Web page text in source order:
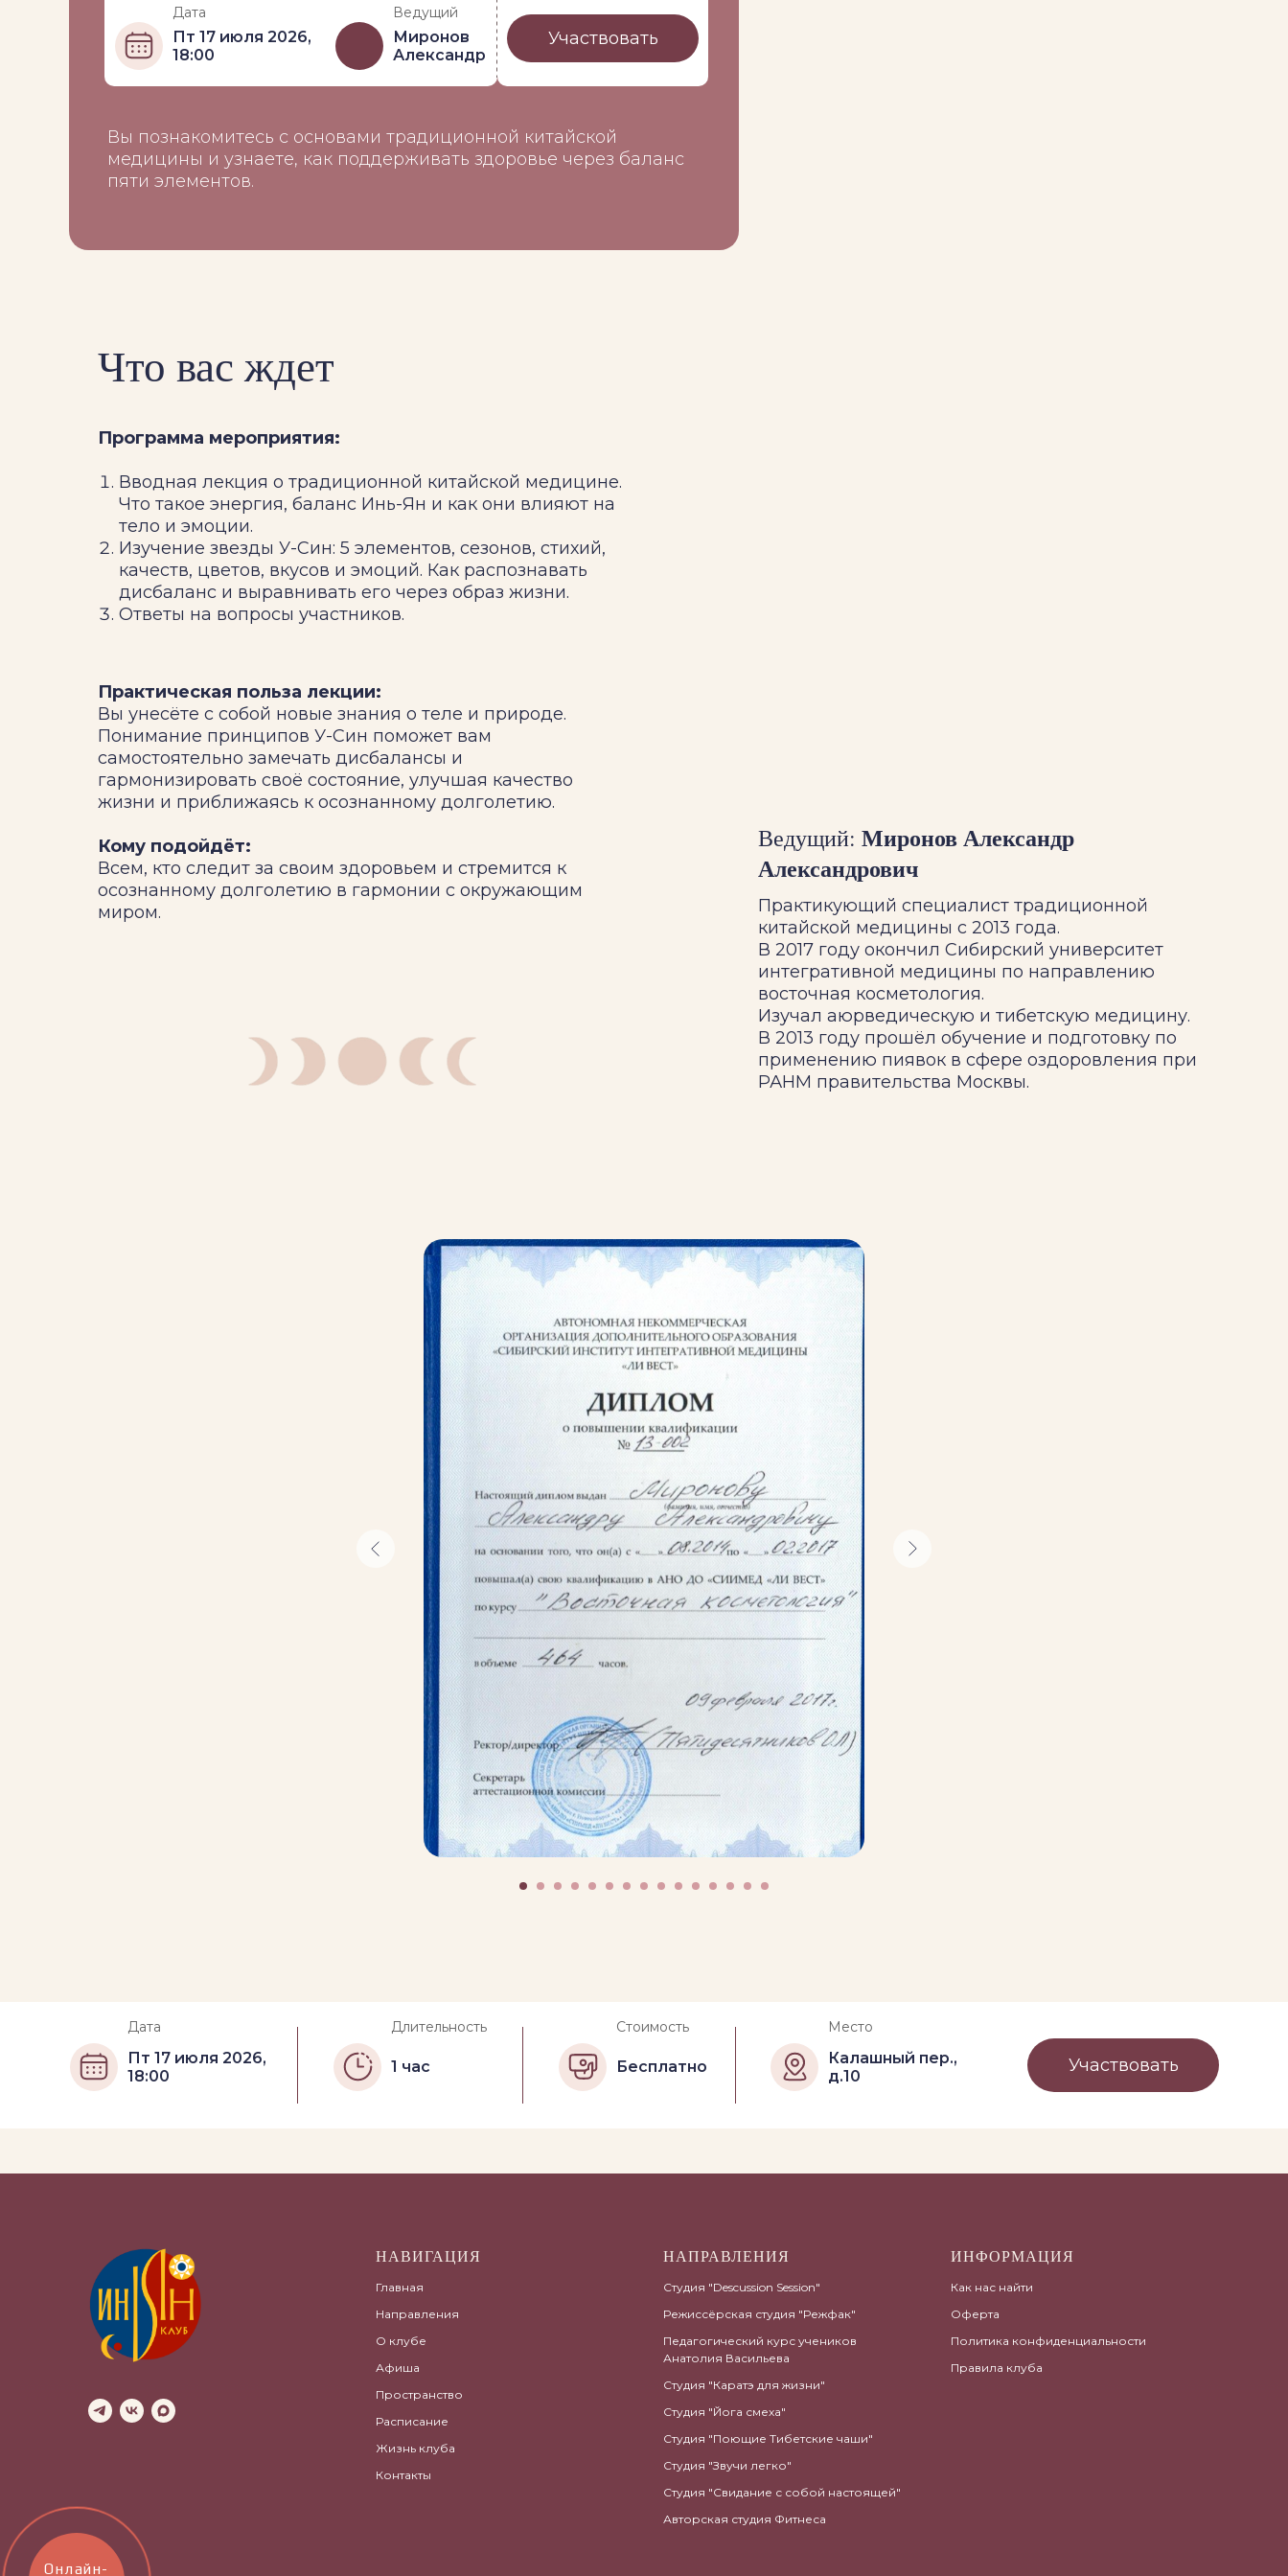
Вы познакомитесь с основами традиционной китайской
медицины и узнаете, как поддерживать здоровье через баланс
пяти элементов.
Пт 17 июля 2026,
18:00
Миронов
Александр
Дата Ведущий
Участвовать
Ведущий: Миронов Александр
Александрович
Практикующий специалист традиционной
китайской медицины с 2013 года.
В 2017 году окончил Сибирский университет
интегративной медицины по направлению
восточная косметология.
Изучал аюрведическую и тибетскую медицину.
В 2013 году прошёл обучение и подготовку по
применению пиявок в сфере оздоровления при
РАНМ правительства Москвы.
Что вас ждет
Практическая польза лекции:
Вы унесёте с собой новые знания о теле и природе.
Понимание принципов У-Син поможет вам
самостоятельно замечать дисбалансы и
гармонизировать своё состояние, улучшая качество
жизни и приближаясь к осознанному долголетию.
Кому подойдёт:
Всем, кто следит за своим здоровьем и стремится к
осознанному долголетию в гармонии с окружающим
миром.
Программа мероприятия:
Вводная лекция о традиционной китайской медицине.
Что такое энергия, баланс Инь-Ян и как они влияют на
тело и эмоции.
Изучение звезды У-Син: 5 элементов, сезонов, стихий,
качеств, цветов, вкусов и эмоций. Как распознавать
дисбаланс и выравнивать его через образ жизни.
Ответы на вопросы участников.
Пт 17 июля 2026,
18:00
Дата
Калашный пер.,
д.10
Место
Бесплатно
Стоимость
1 час
Длительность
Участвовать
НАВИГАЦИЯ
Главная
Направления
О клубе
Афиша
Пространство
Расписание
Жизнь клуба
Контакты
НАПРАВЛЕНИЯ
Студия "Descussion Session"
Режиссёрская студия "Режфак"
Педагогический курс учеников
Анатолия Васильева
Студия "Каратэ для жизни"
Студия "Йога смеха"
Студия "Поющие Тибетские чаши"
Студия "Звучи легко"
Студия "Свидание с собой настоящей"
Авторская студия Фитнеса
ИНФОРМАЦИЯ
Как нас найти
Оферта
Политика конфиденциальности
Правила клуба
Онлайн-